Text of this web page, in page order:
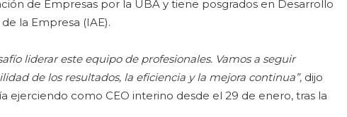
de Empresas por la UBA y tiene posgrados en Desarrollo
la Empresa (IAE).
liderar este equipo de profesionales. Vamos a seguir
de los resultados, la eficiencia y la mejora continua”, dijo
ejerciendo como CEO interino desde el 29 de enero, tras la